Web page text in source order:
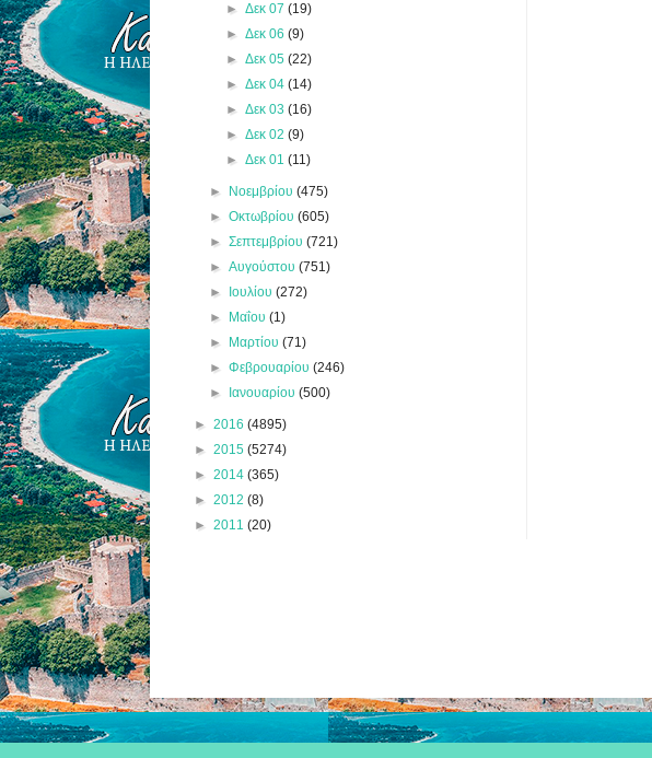
► Δεκ 07 (19)
► Δεκ 06 (9)
► Δεκ 05 (22)
► Δεκ 04 (14)
► Δεκ 03 (16)
► Δεκ 02 (9)
► Δεκ 01 (11)
► Νοεμβρίου(475)
►Οκτωβρίου(605)
►Σεπτεμβρίου(721)
►Αυγούστου(751)
► Ιουλίου(272)
► Μαΐου(1)
► Μαρτίου(71)
►Φεβρουαρίου(246)
► Ιανουαρίου(500)
► 2016 (4895)
► 2015 (5274)
► 2014 (365)
► 2012 (8)
► 2011 (20)